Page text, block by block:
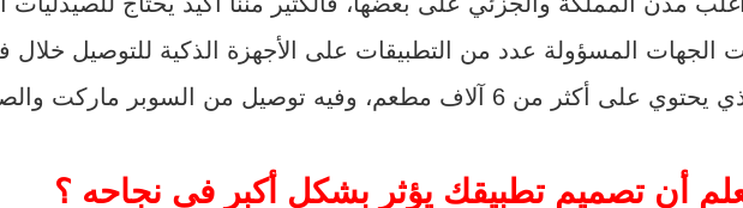
المسؤولة عدد من التطبيقات على الأجهزة الذكية للتوصيل خلال
على أكثر من 6 آلاف مطعم، وفيه توصيل من السوبر ماركت والصيدليات
أن تصميم تطبيقك يؤثر بشكل أكبر فى نجاحه ؟